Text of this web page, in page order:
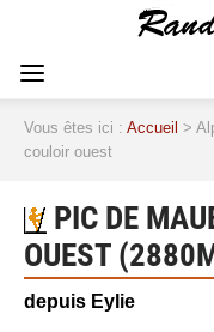
Vous êtes ici : Accueil >
couloir ouest
PIC DE
OUEST
depuis Eylie